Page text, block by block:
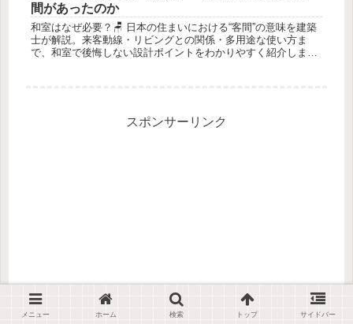
間があったのか
和室はなぜ必要？🪑 日本の住まいにおける“客間”の意味を建築
士が解説。来客動線・リビングとの関係・多用途な使い方ま
で、和室で後悔しない設計ポイントをわかりやすく紹介しま
スポンサーリンク
メニュー ホーム 検索 トップ サイドバー